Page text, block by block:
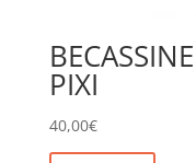
PIXI
40,00€